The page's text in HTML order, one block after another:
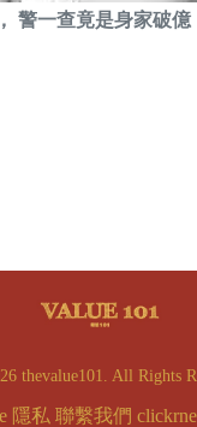
警一查竟是身家破億
thevalue101. All Rights
隱私 聯繫我們